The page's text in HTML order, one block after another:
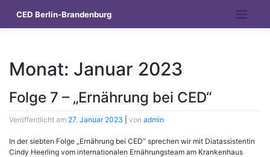
CED Berlin-Brandenburg
Monat: Januar 2023
Folge 7 – „Ernährung bei CED“
Veröffentlicht am 27. Januar 2023 von admin
In der siebten Folge „Ernährung bei CED“ sprechen wir mit Diatassistentin
Cindy Heerling vom internationalen Ernährungsteam am Krankenhaus